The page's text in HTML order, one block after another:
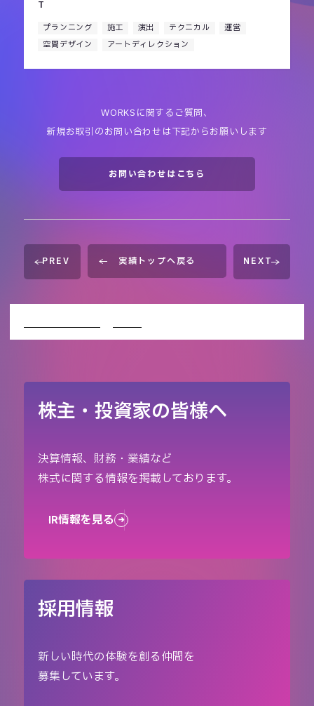
T
プランニング 施工 演出 テクニカル
運営
空間デザイン
アートディレクション
WORKSに関するご質問、
新規お取引のお問い合わせは下記からお願いします
お問い合わせはこちら
PREV 実績トップへ戻る NEXT
株主・投資家の皆様へ
決算情報、財務・業績など
株式に関する情報を掲載しております。
IR情報を見る
採用情報
新しい時代の体験を創る仲間を
募集しています。